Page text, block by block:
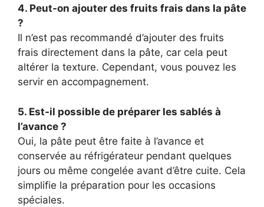
4. Peut-on ajouter des fruits frais dans la pâte
?
Il n’est pas recommandé d’ajouter des fruits
frais directement dans la pâte, car cela peut
altérer la texture. Cependant, vous pouvez les
servir en accompagnement.
5. Est-il possible de préparer les sablés à
l’avance ?
Oui, la pâte peut être faite à l’avance et
conservée au réfrigérateur pendant quelques
jours ou même congelée avant d’être cuite. Cela
simplifie la préparation pour les occasions
spéciales.